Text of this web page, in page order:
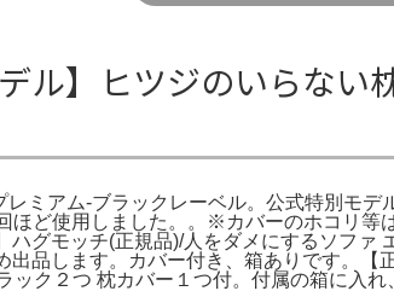
ル】ヒツジのいらない
ミアム-ブラックレーベル。公式特別モデ
ど使用しました。。※カバーのホコリ等
グモッチ(正規品)/人をダメにするソファ
品します。カバー付き、箱ありです。【
ク２つ 枕カバー１つ付。付属の箱に入れ